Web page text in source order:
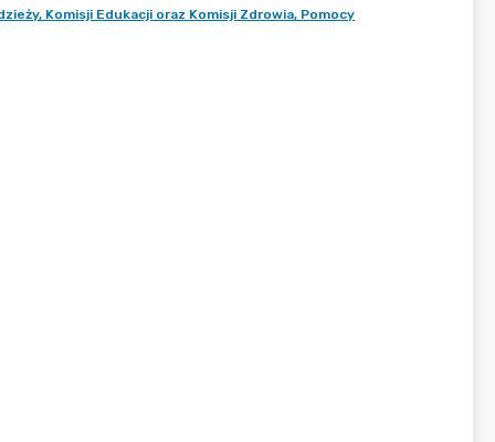
Komisji Edukacji oraz Komisji Zdrowia, Pomocy